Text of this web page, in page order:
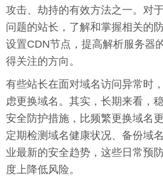
攻击、劫持的有效方法之一。对
问题的站长，了解和掌握相关的
设置CDN节点，提高解析服务器
得关注的方向。
有些站长在面对域名访问异常时
虑更换域名。其实，长期来看，
安全防护措施，比频繁更换域名
定期检测域名健康状况、备份域
业最新的安全趋势，这些日常预
度上降低风险。